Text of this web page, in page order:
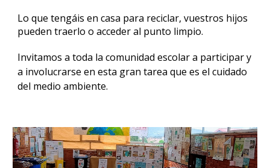
Lo que tengáis en casa para reciclar, vuestros hijos
pueden traerlo o acceder al punto limpio.
Invitamos a toda la comunidad escolar a participar y
a involucrarse en esta gran tarea que es el cuidado
del medio ambiente.